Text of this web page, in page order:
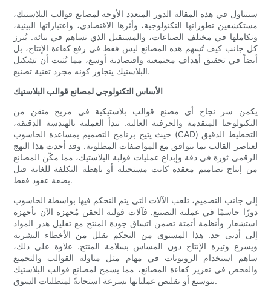
سنتناول في هذه المقالة الدور المتعدد الأوجه لمصانع قوالب البلاستيك،
مستكشفين تطوراتها التكنولوجية، وأثرها الاقتصادي، واعتباراتها البيئية،
وتكاملها في مختلف الصناعات، والمستقبل الذي تساهم في بنائه. يُبرز
كل جانب كيف تُسهم هذه المصانع ليس فقط في رفع كفاءة الإنتاج، بل
أيضاً في تحقيق أهداف مجتمعية واقتصادية أوسع، مما يُثبت أن تشكيل
البلاستيك يتجاوز كونه مجرد تقنية تصنيع.
الأساس التكنولوجي لمصانع قوالب البلاستيك
يكمن سر نجاح أي مصنع قوالب بلاستيكية في مزيج متقن من
التكنولوجيا المتقدمة والحرفية العالية. تبدأ العملية بالهندسة الدقيقة،
حيث يتيح برنامج التصميم بمساعدة الحاسوب (CAD) التخطيط الدقيق
لعناصر القالب بما يتوافق مع المواصفات المطلوبة. وقد أحدث هذا النهج
الرقمي ثورة في دقة وإبداع عمليات قولبة البلاستيك، مما مكّن المصانع
من إنتاج تصاميم معقدة كانت مستحيلة أو باهظة التكلفة للغاية قبل
بضعة عقود فقط.
إلى جانب التصميم، تلعب الآلات التي يتم التحكم فيها بواسطة الحاسوب
دورًا حاسمًا في عملية التصنيع. فآلات قولبة الحقن مُجهزة الآن بأجهزة
استشعار وأنظمة أتمتة تضمن اتساق جودة المنتج مع تقليل هدر المواد
إلى أدنى حد. هذا المستوى من التحكم يقلل من الأخطاء البشرية
ويسرع وتيرة الإنتاج دون المساس بسلامة المنتج. علاوة على ذلك،
ساهم استخدام الروبوتات في مهام مثل مناولة القوالب والتجميع
والفحص في تعزيز كفاءة المصانع، مما يسمح لمصانع قوالب البلاستيك
بتوسيع أو تقليص عملياتها بسرعة استجابةً لمتطلبات السوق.